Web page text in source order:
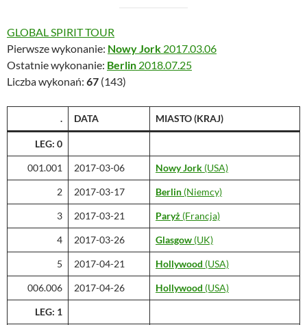
GLOBAL SPIRIT TOUR
Pierwsze wykonanie: Nowy Jork 2017.03.06
Ostatnie wykonanie: Berlin 2018.07.25
Liczba wykonań: 67 (143)
. DATA MIASTO (KRAJ)
LEG: 0
001.001 2017-03-06 Nowy Jork (USA)
2 2017-03-17 Berlin (Niemcy)
3 2017-03-21 Paryż (Francja)
4 2017-03-26 Glasgow (UK)
5 2017-04-21 Hollywood (USA)
006.006 2017-04-26 Hollywood (USA)
LEG: 1